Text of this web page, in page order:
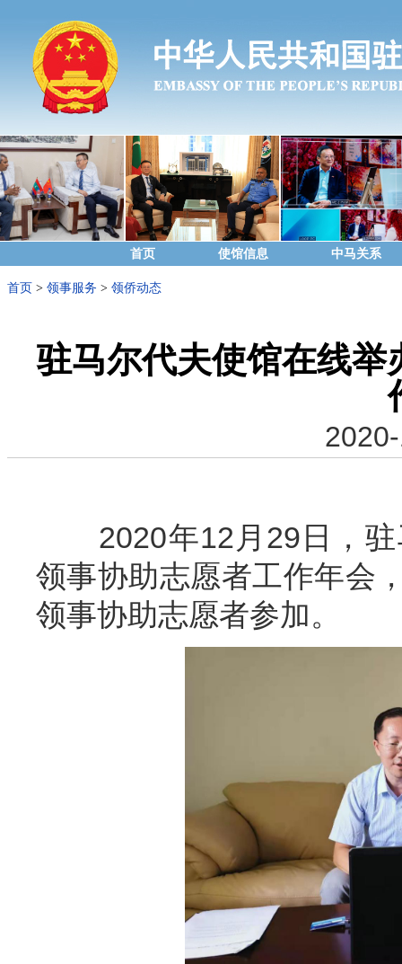
首页 使馆信息 中马关系
首页 > 领事服务 > 领侨动态
驻马尔代夫使馆在线举
2020年12月 29 日，
领事协助志愿者工作年会
领事协助志愿者参加。